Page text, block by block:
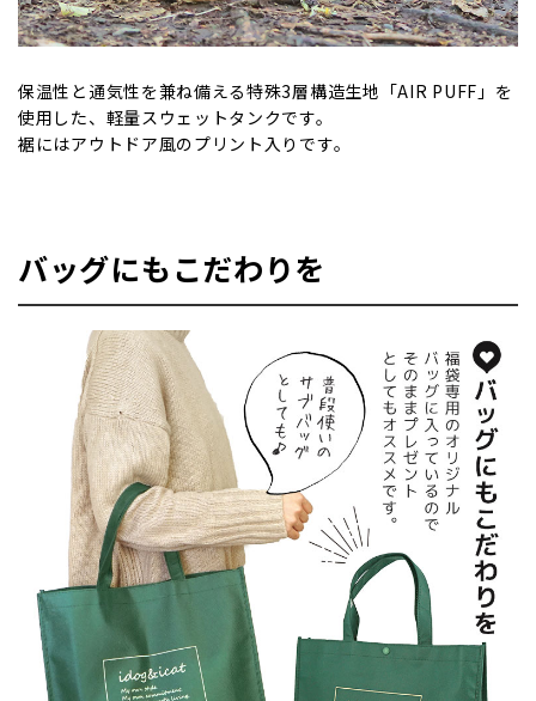
保温性と通気性を兼ね備える特殊3層構造生地「AIR PUFF」を
使用した、軽量スウェットタンクです。
裾にはアウトドア風のプリント入りです。
バッグにもこだわりを